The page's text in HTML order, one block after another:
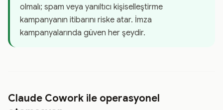
olmalı; spam veya yanıltıcı kişiselleştirme
kampanyanın itibarını riske atar. İmza
kampanyalarında güven her şeydir.
Claude Cowork ile operasyonel